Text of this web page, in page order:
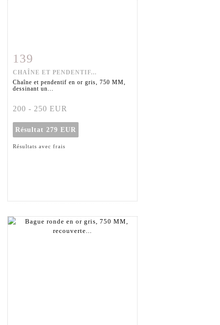
Fiche détaillée
139
CHAÎNE ET PENDENTIF...
Chaîne et pendentif en or gris, 750 MM,
dessinant un...
200 - 250 EUR
Résultat 279 EUR
Résultats avec frais